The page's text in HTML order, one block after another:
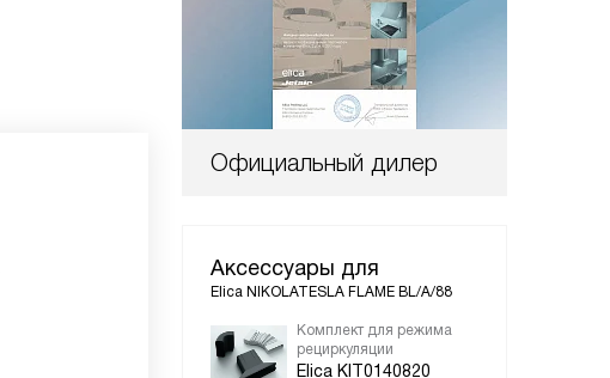
Официальный дилер
Аксессуары для
Elica NIKOLATESLA FLAME BL/A/88
Комплект для режима
рециркуляции
Elica KIT0140820